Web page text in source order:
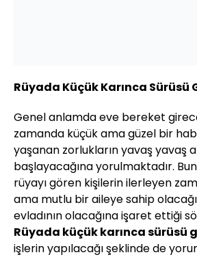
Rüyada Küçük Karınca Sürüsü
Genel anlamda eve bereket
zamanda küçük ama güzel bir
yaşanan zorlukların yavaş yavaş
başlayacağına yorulmaktadır.
rüyayı gören kişilerin ilerleyen
ama mutlu bir aileye sahip
evladının olacağına işaret ettiği
Rüyada küçük karınca sürüsü
işlerin yapılacağı şeklinde de